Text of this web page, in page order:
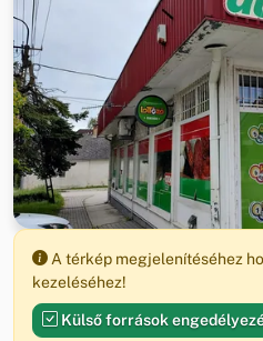
A térkép megjelenítéséhez
kezeléséhez!
Külső források